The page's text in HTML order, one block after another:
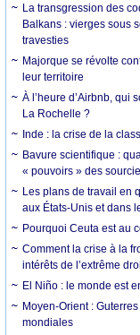
La transgression des
Balkans : vierges sous
travesties
Majorque se révolte
leur territoire
À l’heure d’Airbnb, qui
La Rochelle ?
Inde : la crise de la
Bavure scientifique :
« pouvoirs » des
Les plans de travail en
aux États-Unis et dans
Pourquoi Ceuta est au
Comment la crise à la
intérêts de l’extrême
El Niño : le monde est
Moyen-Orient :
mondiales